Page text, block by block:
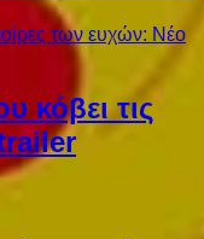
κόβει τις